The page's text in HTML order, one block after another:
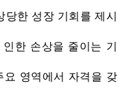
당한 성장 기회를 제시
한 손상을 줄이는 기
요 영역에서 자격을 갖